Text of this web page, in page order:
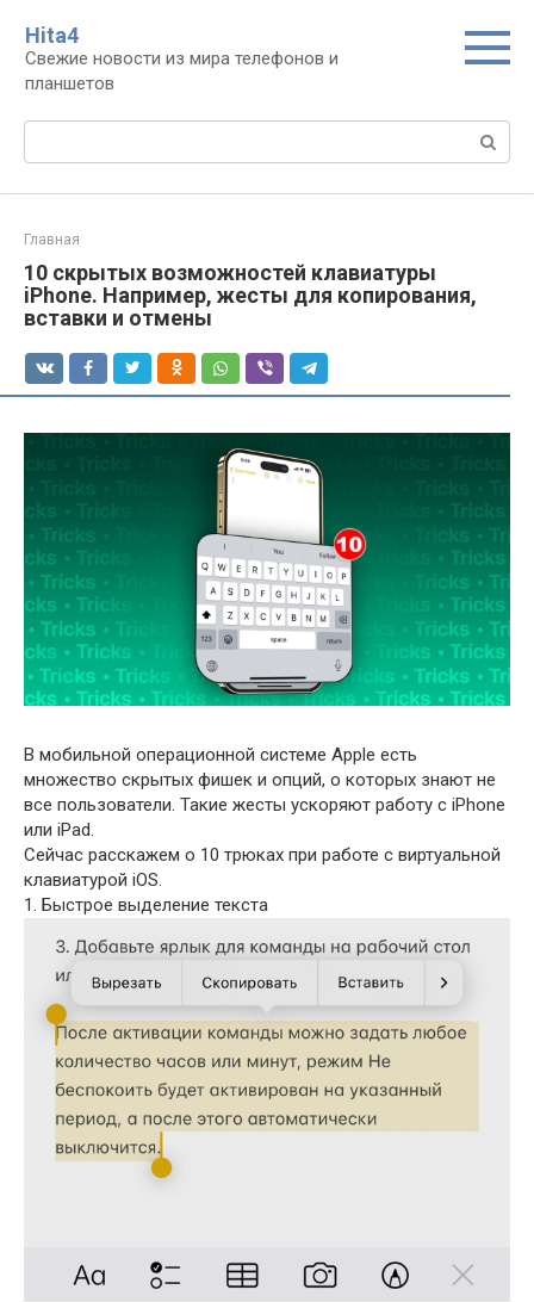
контенту
Нita4
Свежие новости из мира телефонов и
планшетов
Поиск:
Главная
10 скрытых возможностей клавиатуры
iPhone. Например, жесты для копирования,
вставки и отмены
В мобильной операционной системе Apple есть
множество скрытых фишек и опций, о которых знают не
все пользователи. Такие жесты ускоряют работу с iPhone
или iPad.
Сейчас расскажем о 10 трюках при работе с виртуальной
клавиатурой iOS.
1. Быстрое выделение текста